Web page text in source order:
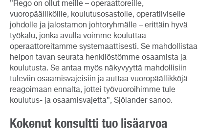
”Rego on ollut meille – operaattoreille,
vuoropäälliköille, koulutusosastolle, operatiiviselle
johdolle ja jalostamon johtoryhmälle – erittäin hyvä
työkalu, jonka avulla voimme kouluttaa
operaattoreitamme systemaattisesti. Se mahdollistaa
helpon tavan seurata henkilöstömme osaamista ja
koulutusta. Se antaa myös näkyvyyttä mahdollisiin
tuleviin osaamisvajeisiin ja auttaa vuoropäällikköjä
reagoimaan ennalta, jottei työvuoroihimme tule
koulutus- ja osaamisvajetta”, Sjölander sanoo.
Kokenut konsultti tuo lisäarvoa